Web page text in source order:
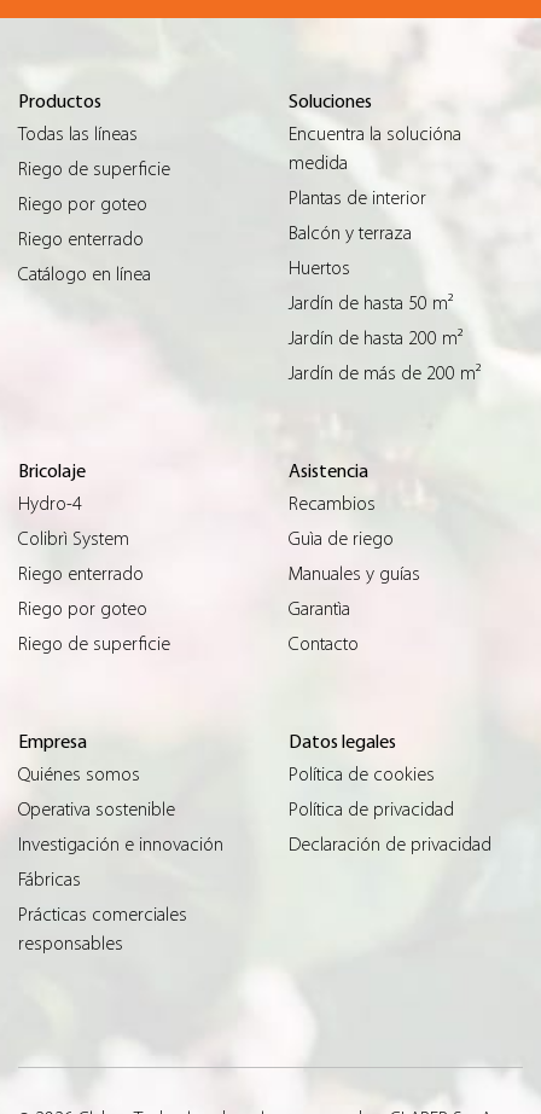
Productos
Todas las líneas
Riego de superficie
Riego por goteo
Riego enterrado
Catálogo en línea
Soluciones
Encuentra la solucióna
medida
Plantas de interior
Balcón y terraza
Huertos
Jardín de hasta 50 m²
Jardín de hasta 200 m²
Jardín de más de 200 m²
Bricolaje
Hydro-4
Colibrì System
Riego enterrado
Riego por goteo
Riego de superficie
Asistencia
Recambios
Guìa de riego
Manuales y guías
Garantìa
Contacto
Empresa
Quiénes somos
Operativa sostenible
Investigación e innovación
Fábricas
Prácticas comerciales
responsables
Datos legales
Política de cookies
Política de privacidad
Declaración de privacidad